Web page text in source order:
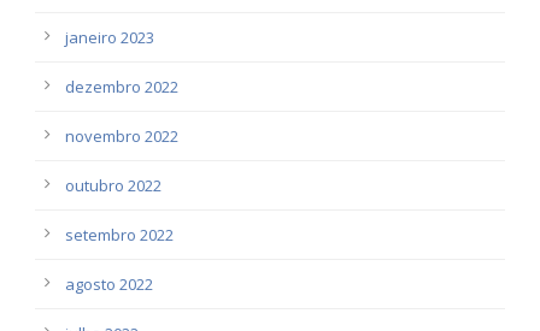
janeiro 2023
dezembro 2022
novembro 2022
outubro 2022
setembro 2022
agosto 2022